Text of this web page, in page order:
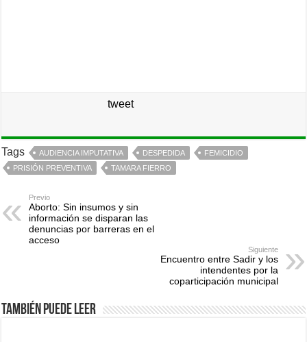
tweet
Tags AUDIENCIA IMPUTATIVA DESPEDIDA
FEMICIDIO
PRISIÓN PREVENTIVA
TAMARA FIERRO
Previo
Aborto: Sin insumos y sin
información se disparan las
denuncias por barreras en el
acceso
Siguiente
Encuentro entre Sadir y los
intendentes por la
coparticipación municipal
También puede leer